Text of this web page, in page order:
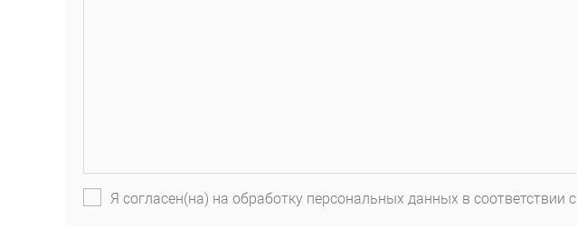
Я согласен(на) на обработку персональных данных в соответствии с